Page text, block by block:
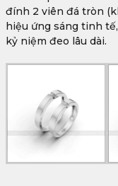
đính 2 viên đá tròn
hiệu ứng sáng tinh
kỷ niệm đeo lâu dài.